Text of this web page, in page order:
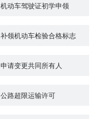
机动车驾驶证初学申领
补领机动车检验合格标志
申请变更共同所有人
公路超限运输许可